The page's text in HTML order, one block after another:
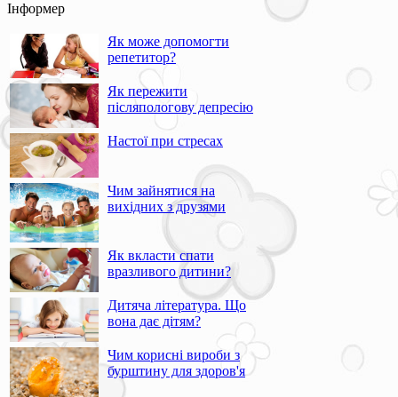
Інформер
Як може допомогти
репетитор?
Як пережити
післяпологову депресію
Настої при стресах
Чим зайнятися на
вихідних з друзями
Як вкласти спати
вразливого дитини?
Дитяча література. Що
вона дає дітям?
Чим корисні вироби з
бурштину для здоров'я